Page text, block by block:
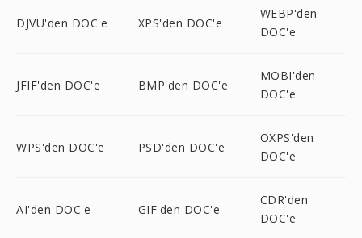
DJVU'den DOC'e XPS'den DOC'e
WEBP'den
DOC'e
JFIF'den DOC'e BMP'den DOC'e
MOBI'den
DOC'e
WPS'den DOC'e PSD'den DOC'e
OXPS'den
DOC'e
AI'den DOC'e GIF'den DOC'e
CDR'den
DOC'e